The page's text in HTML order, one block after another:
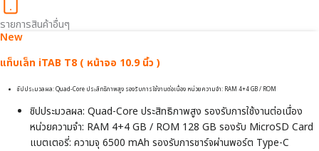
รายการสินค้าอื่นๆ
New
แท็บเล็ท iTAB T8 ( หน้าจอ 10.9 นิ้ว )
ชิปประมวลผล: Quad-Core ประสิทธิภาพสูง รองรับการใช้งานต่อเนื่อง หน่วยความจำ: RAM 4+4 GB / ROM
ชิปประมวลผล: Quad-Core ประสิทธิภาพสูง รองรับการใช้งานต่อเนื่อง
หน่วยความจำ: RAM 4+4 GB / ROM 128 GB รองรับ MicroSD Card
แบตเตอรี่: ความจุ 6500 mAh รองรับการชาร์จผ่านพอร์ต Type-C